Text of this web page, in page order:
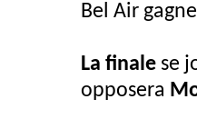
Bel Air
La finale se
opposera